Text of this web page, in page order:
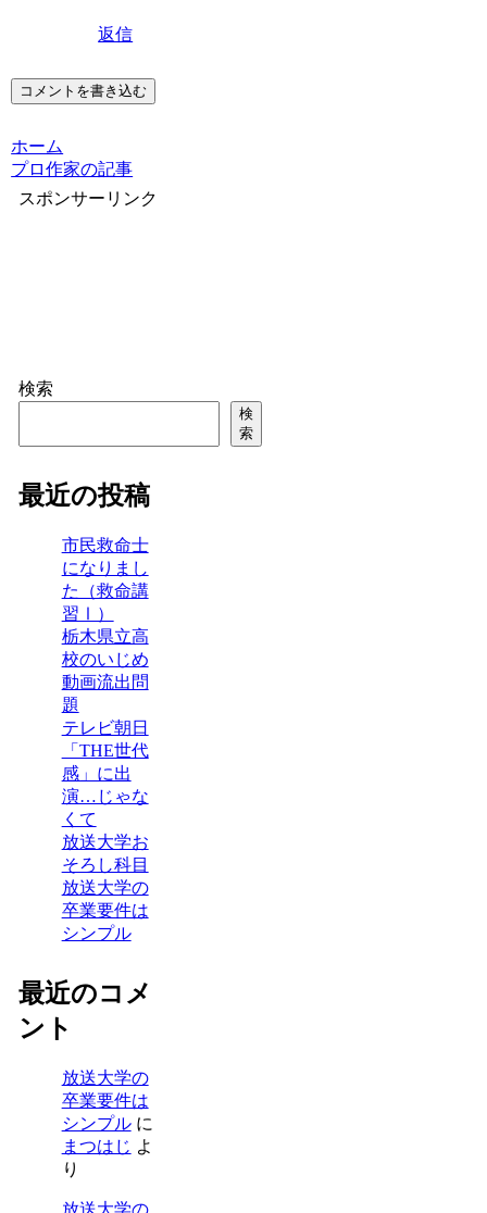
返信
コメントを書き込む
ホーム
プロ作家の記事
スポンサーリンク
検索
検
索
最近の投稿
市民救命士
になりまし
た（救命講
習Ⅰ）
栃木県立高
校のいじめ
動画流出問
題
テレビ朝日
「THE世代
感」に出
演…じゃな
くて
放送大学お
そろし科目
放送大学の
卒業要件は
シンプル
最近のコメ
ント
放送大学の
卒業要件は
シンプルに
まつはじ よ
り